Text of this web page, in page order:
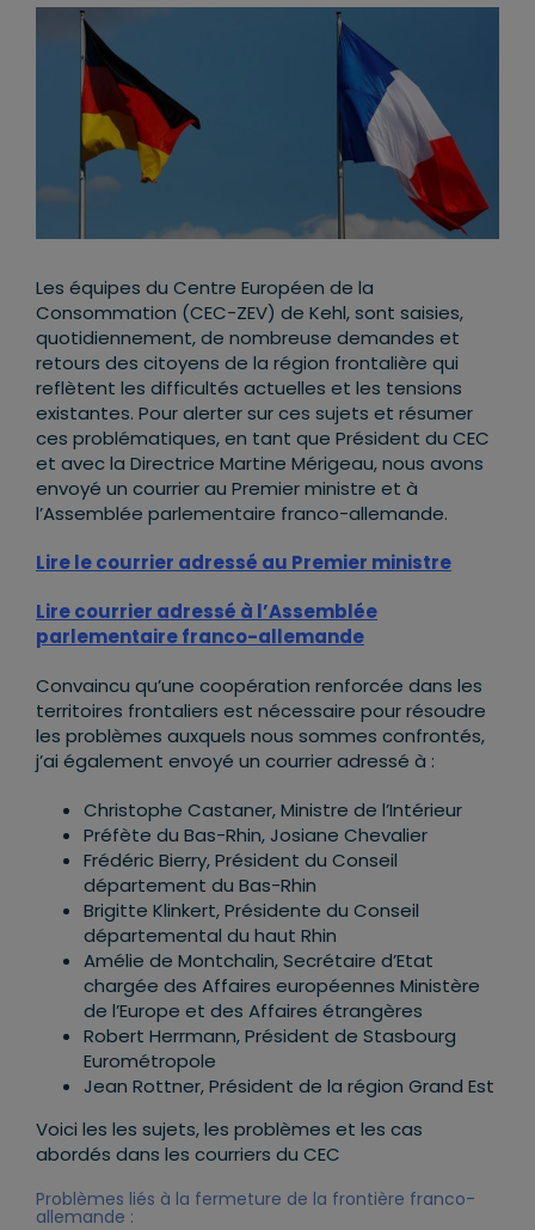
Les équipes du Centre Européen de la
Consommation (CEC-ZEV) de Kehl, sont saisies,
quotidiennement, de nombreuse demandes et
retours des citoyens de la région frontalière qui
reflètent les difficultés actuelles et les tensions
existantes. Pour alerter sur ces sujets et résumer
ces problématiques, en tant que Président du CEC
et avec la Directrice Martine Mérigeau, nous avons
envoyé un courrier au Premier ministre et à
l’Assemblée parlementaire franco-allemande.
Lire le courrier adressé au Premier ministre
Lire courrier adressé à l’Assemblée
parlementaire franco-allemande
Convaincu qu’une coopération renforcée dans les
territoires frontaliers est nécessaire pour résoudre
les problèmes auxquels nous sommes confrontés,
j’ai également envoyé un courrier adressé à :
Christophe Castaner, Ministre de l’Intérieur
Préfète du Bas-Rhin, Josiane Chevalier
Frédéric Bierry, Président du Conseil
département du Bas-Rhin
Brigitte Klinkert, Présidente du Conseil
départemental du haut Rhin
Amélie de Montchalin, Secrétaire d’Etat
chargée des Affaires européennes Ministère
de l’Europe et des Affaires étrangères
Robert Herrmann, Président de Stasbourg
Eurométropole
Jean Rottner, Président de la région Grand Est
Voici les les sujets, les problèmes et les cas
abordés dans les courriers du CEC
Problèmes liés à la fermeture de la frontière franco-
allemande :